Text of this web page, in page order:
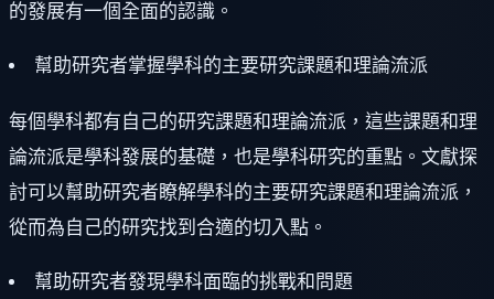
的發展有一個全面的認識。
幫助研究者掌握學科的主要研究課題和理論流派
每個學科都有自己的研究課題和理論流派，這些課題和理
論流派是學科發展的基礎，也是學科研究的重點。文獻探
討可以幫助研究者瞭解學科的主要研究課題和理論流派，
從而為自己的研究找到合適的切入點。
幫助研究者發現學科面臨的挑戰和問題